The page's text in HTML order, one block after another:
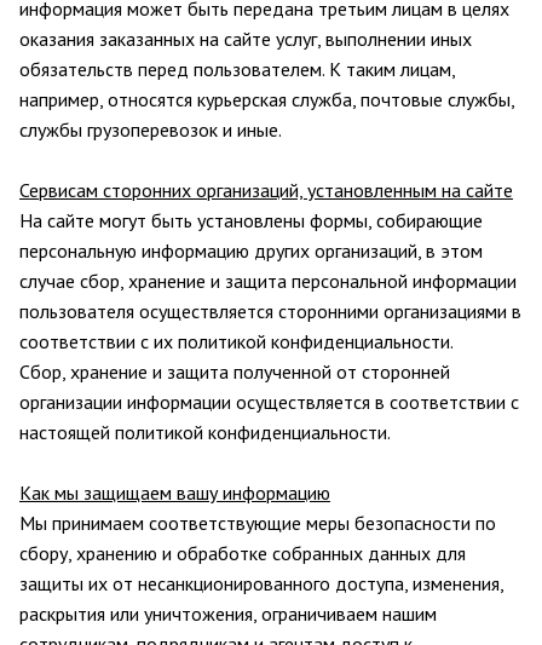
информация может быть передана третьим лицам в целях
оказания заказанных на сайте услуг, выполнении иных
обязательств перед пользователем. К таким лицам,
например, относятся курьерская служба, почтовые службы,
службы грузоперевозок и иные.
Сервисам сторонних организаций, установленным на сайте
На сайте могут быть установлены формы, собирающие
персональную информацию других организаций, в этом
случае сбор, хранение и защита персональной информации
пользователя осуществляется сторонними организациями в
соответствии с их политикой конфиденциальности.
Сбор, хранение и защита полученной от сторонней
организации информации осуществляется в соответствии с
настоящей политикой конфиденциальности.
Как мы защищаем вашу информацию
Мы принимаем соответствующие меры безопасности по
сбору, хранению и обработке собранных данных для
защиты их от несанкционированного доступа, изменения,
раскрытия или уничтожения, ограничиваем нашим